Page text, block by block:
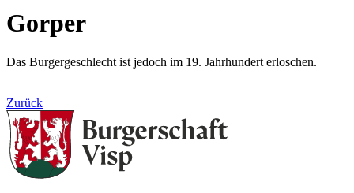
Gorper
Das Burgergeschlecht ist jedoch im 19. Jahrhundert erloschen.
Zurück